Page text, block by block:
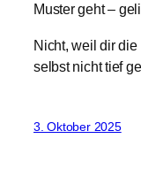
Muster geht –
Nicht, weil dir
selbst nicht tief
3. Oktober 2025